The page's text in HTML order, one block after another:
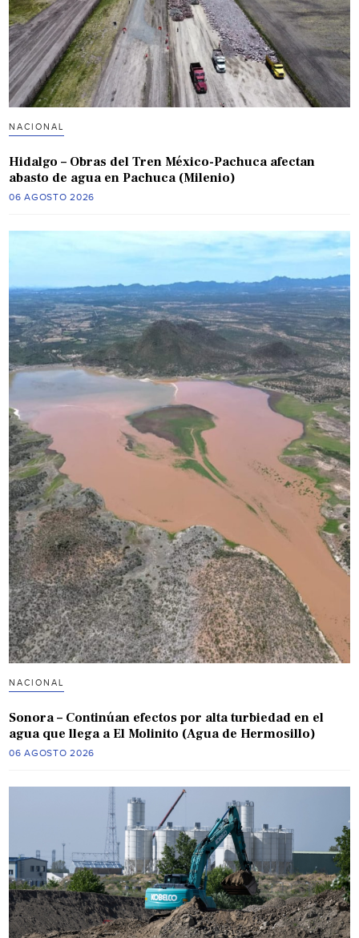
NACIONAL
Hidalgo – Obras del Tren México-Pachuca afectan
abasto de agua en Pachuca (Milenio)
06 AGOSTO 2026
NACIONAL
Sonora – Continúan efectos por alta turbiedad en el
agua que llega a El Molinito (Agua de Hermosillo)
06 AGOSTO 2026